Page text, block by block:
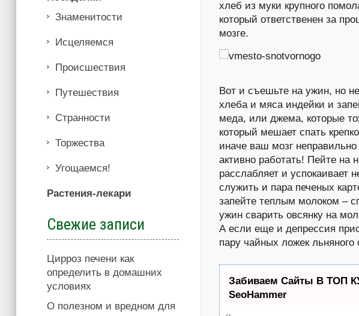
хлеб из муки крупного
который ответственен за
мозге.
Вот и съешьте на ужин, но
хлеба и мяса индейки и
меда, или джема, которые
который мешает спать
иначе ваш мозг
активно работать! Пейте на
расслабляет и успокаивает
служить и пара печеных
запейте теплым молоком –
ужин сварить овсянку на
А если еще и депрессия
пару чайных ложек льняного
Забиваем Сайты В ТОП
SeoHammer
Знаменитости
Иcцеляемся
Происшествия
Путешествия
Странности
Торжества
Угощаемся!
Растения-лекари
Свежие записи
Цирроз печени как
определить в домашних
условиях
О полезном и вредном для